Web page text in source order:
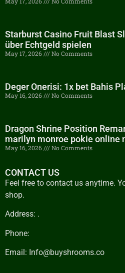
Starburst Casino Fruit Blast
über Echtgeld spielen
May 17, 2026 No Comments
Deger Onerisi: 1x bet Bahis
May 16, 2026 No Comments
Dragon Shrine Position
marilyn monroe pokie online
May 16, 2026 No Comments
CONTACT US
Feel free to contact us anytime.
shop.
Address: .
Phone:
Email: Info@buyshrooms.co